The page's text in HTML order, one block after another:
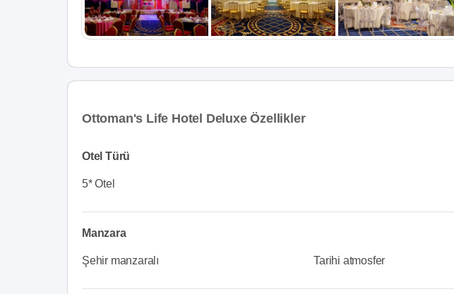
Ottoman's Life Hotel Deluxe Özellikler
Otel Türü
5* Otel
Manzara
Şehir manzaralı Tarihi atmosfer